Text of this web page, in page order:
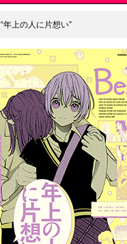
“年上の人に片想い”